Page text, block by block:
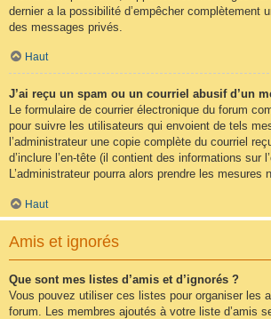
dernier a la possibilité d’empêcher complètement
des messages privés.
Haut
J’ai reçu un spam ou un courriel abusif d’un
Le formulaire de courrier électronique du forum
pour suivre les utilisateurs qui envoient de tels
l’administrateur une copie complète du courriel
d’inclure l’en-tête (il contient des informations sur
L’administrateur pourra alors prendre les mesures
Haut
Amis et ignorés
Que sont mes listes d’amis et d’ignorés ?
Vous pouvez utiliser ces listes pour organiser les
forum. Les membres ajoutés à votre liste d’amis